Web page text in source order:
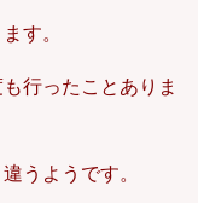
す。
行ったことありま
うようです。